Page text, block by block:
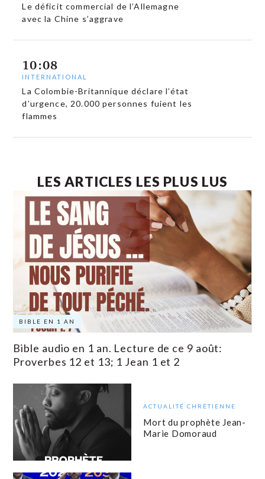
Le déficit commercial de l’Allemagne
avec la Chine s’aggrave
10:08
INTERNATIONAL
La Colombie-Britannique déclare l’état
d’urgence, 20.000 personnes fuient les
flammes
LES ARTICLES LES PLUS LUS
BIBLE EN 1 AN
Bible audio en 1 an. Lecture de ce 9 août:
Proverbes 12 et 13; 1 Jean 1 et 2
ACTUALITÉ CHRÉTIENNE
Mort du prophète Jean-
Marie Domoraud